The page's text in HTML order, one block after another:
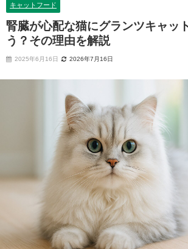
キャットフード
腎臓が心配な猫にグランツキャッ
う？その理由を解説
2025年6月16日 2026年7月16日